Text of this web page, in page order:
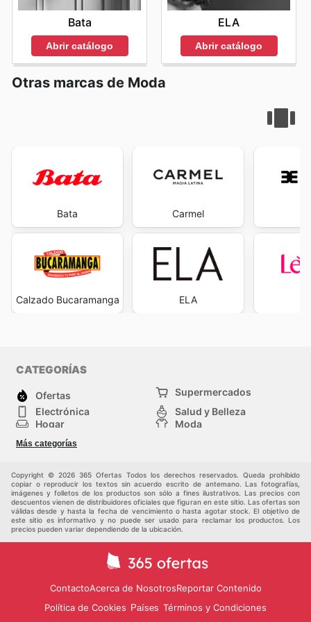
Bata
Abrir catálogo
ELA
Abrir catálogo
Otras marcas de Moda
Bata
Calzado Bucaramanga
Carmel
ELA
CATEGORÍAS
Ofertas
Supermercados
Electrónica
Salud y Belleza
Hogar
Moda
Herramientas y jardinería
Infancia
Más categorías
Copyright © 2026 365 Ofertas Todos los derechos reservados. Queda prohibido
copiar o reproducir los textos sin acuerdo escrito de antemano. Las fotografías,
imágenes y folletos de los productos son sólo a fines ilustrativos. Las precios con
descuentos vienen de distribuidores oficiales que figuran en este sitio. Las ofertas son
válidas desde y hasta la fecha de vencimiento o hasta agotar stock. El objetivo de
este sitio es informativo y no puede ser usado para reclamar los productos. Los
precios pueden variar dependiendo de la ubicación.
ContactoAcerca de NosotrosReportar Contenido
Política de Cookies Países Términos y Condiciones